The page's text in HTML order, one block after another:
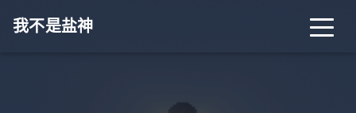
我不是盐神